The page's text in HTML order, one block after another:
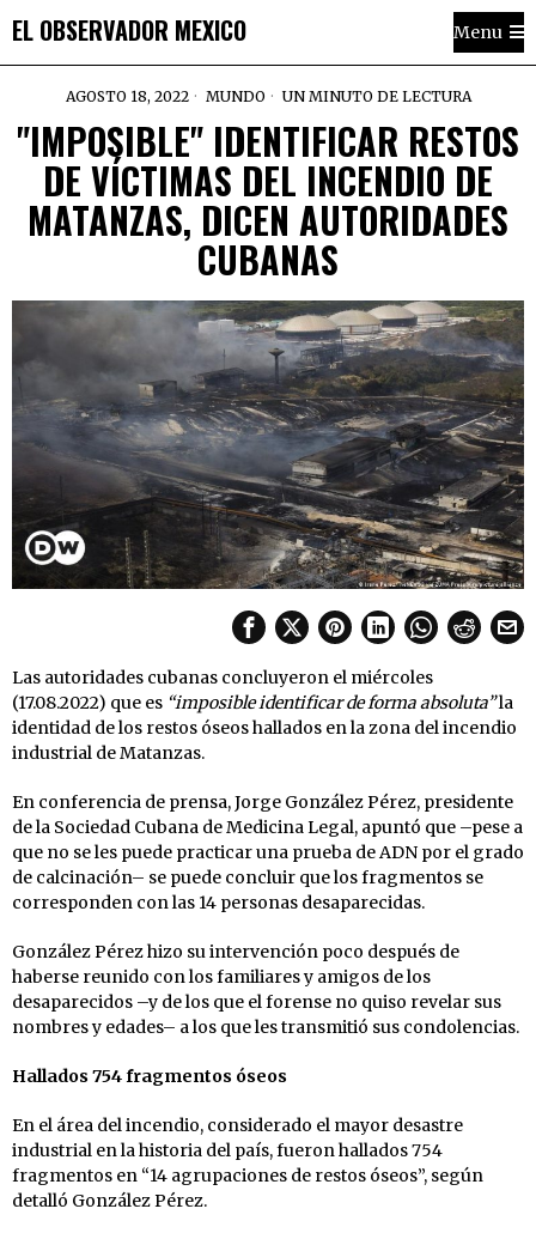
EL OBSERVADOR MEXICO Menu
AGOSTO 18, 2022 MUNDO UN MINUTO DE LECTURA
"IMPOSIBLE" IDENTIFICAR RESTOS
DE VÍCTIMAS DEL INCENDIO DE
MATANZAS, DICEN AUTORIDADES
CUBANAS
Las autoridades cubanas concluyeron el miércoles
(17.08.2022) que es “imposible identificar de forma absoluta”la
identidad de los restos óseos hallados en la zona del incendio
industrial de Matanzas.
En conferencia de prensa, Jorge González Pérez, presidente
de la Sociedad Cubana de Medicina Legal, apuntó que –pese a
que no se les puede practicar una prueba de ADN por el grado
de calcinación– se puede concluir que los fragmentos se
corresponden con las 14 personas desaparecidas.
González Pérez hizo su intervención poco después de
haberse reunido con los familiares y amigos de los
desaparecidos –y de los que el forense no quiso revelar sus
nombres y edades– a los que les transmitió sus condolencias.
Hallados 754 fragmentos óseos
En el área del incendio, considerado el mayor desastre
industrial en la historia del país, fueron hallados 754
fragmentos en “14 agrupaciones de restos óseos”, según
detalló González Pérez.